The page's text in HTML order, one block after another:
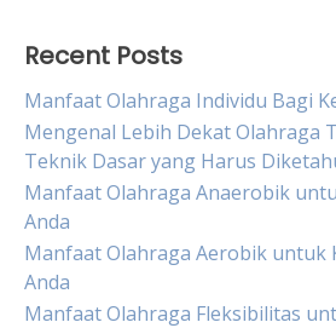
Recent Posts
Manfaat Olahraga Individu Bagi
Mengenal Lebih Dekat Olahraga
Teknik Dasar yang Harus
Manfaat Olahraga Anaerobik
Anda
Manfaat Olahraga Aerobik untuk
Anda
Manfaat Olahraga Fleksibilitas